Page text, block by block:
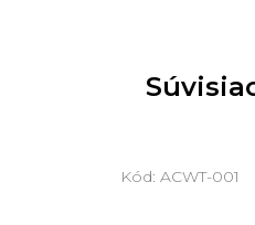
Kód: ACWT-001